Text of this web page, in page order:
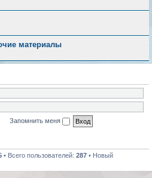
материалы
Запомнить меня
• Всего пользователей: 287 • Новый